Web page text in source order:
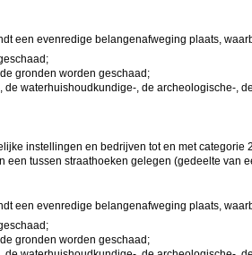
een evenredige belangenafweging plaats,
gronden worden geschaad;
waterhuishoudkundige-, de archeologische-,
instellingen en bedrijven tot en met categorie
tussen straathoeken gelegen (gedeelte van
een evenredige belangenafweging plaats,
gronden worden geschaad;